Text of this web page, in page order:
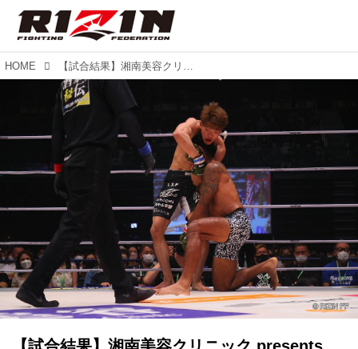
HOME 【試合結果】湘南美容クリニック presents RIZIN.36 第10試合／カイル・アグォン vs. 山本空良
【試合結果】湘南美容クリニック presents